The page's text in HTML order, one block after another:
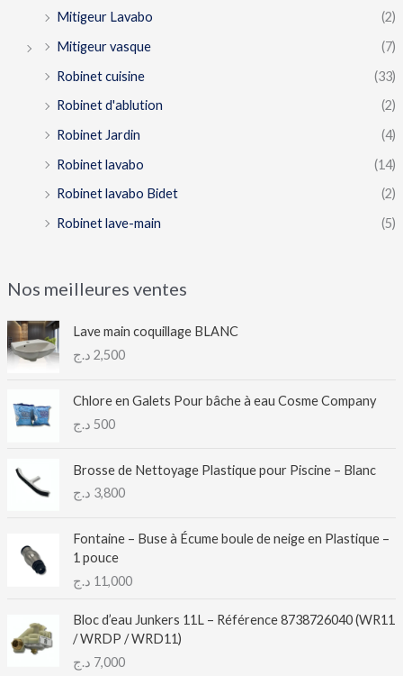
Mitigeur Lavabo
(2)
Mitigeur vasque
(7)
Robinet cuisine
(33)
Robinet d'ablution
(2)
Robinet Jardin
(4)
Robinet lavabo
(14)
Robinet lavabo Bidet
(2)
Robinet lave-main
(5)
Nos meilleures ventes
Lave main coquillage BLANC
2,500 د.ج
Chlore en Galets Pour bâche à eau Cosme Company
500 د.ج
Brosse de Nettoyage Plastique pour Piscine – Blanc
3,800 د.ج
Fontaine – Buse à Écume boule de neige en Plastique –
1 pouce
11,000 د.ج
Bloc d’eau Junkers 11L – Référence 8738726040 (WR11
/ WRDP / WRD11)
7,000 د.ج